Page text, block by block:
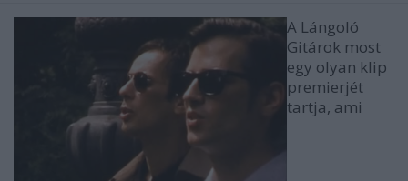
A Lángoló
Gitárok most
egy olyan klip
premierjét
tartja, ami